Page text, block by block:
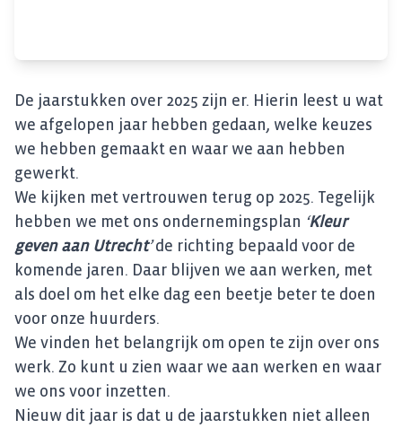
De jaarstukken over 2025 zijn er. Hierin leest u wat
we afgelopen jaar hebben gedaan, welke keuzes
we hebben gemaakt en waar we aan hebben
gewerkt.
We kijken met vertrouwen terug op 2025. Tegelijk
hebben we met ons ondernemingsplan ‘Kleur
geven aan Utrecht’de richting bepaald voor de
komende jaren. Daar blijven we aan werken, met
als doel om het elke dag een beetje beter te doen
voor onze huurders.
We vinden het belangrijk om open te zijn over ons
werk. Zo kunt u zien waar we aan werken en waar
we ons voor inzetten.
Nieuw dit jaar is dat u de jaarstukken niet alleen